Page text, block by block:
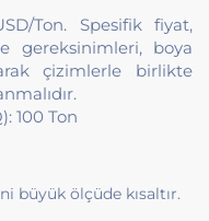
Ton. Spesifik fiyat,
gereksinimleri, boya
çizimlerle birlikte
100 Ton
büyük ölçüde kısaltır.